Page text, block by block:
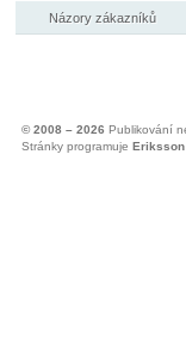
Názory zákazníků
© 2008 – 2026 Publikování
Stránky programuje